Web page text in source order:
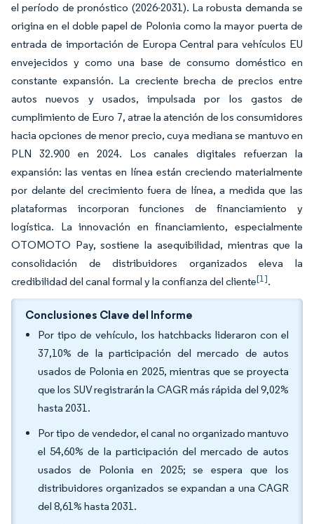
el período de pronóstico (2026-2031). La robusta demanda se
origina en el doble papel de Polonia como la mayor puerta de
entrada de importación de Europa Central para vehículos EU
envejecidos y como una base de consumo doméstico en
constante expansión. La creciente brecha de precios entre
autos nuevos y usados, impulsada por los gastos de
cumplimiento de Euro 7, atrae la atención de los consumidores
hacia opciones de menor precio, cuya mediana se mantuvo en
PLN 32.900 en 2024. Los canales digitales refuerzan la
expansión: las ventas en línea están creciendo materialmente
por delante del crecimiento fuera de línea, a medida que las
plataformas incorporan funciones de financiamiento y
logística. La innovación en financiamiento, especialmente
OTOMOTO Pay, sostiene la asequibilidad, mientras que la
consolidación de distribuidores organizados eleva la
credibilidad del canal formal y la confianza del cliente[1].
Conclusiones Clave del Informe
Por tipo de vehículo, los hatchbacks lideraron con el
37,10% de la participación del mercado de autos
usados de Polonia en 2025, mientras que se proyecta
que los SUV registrarán la CAGR más rápida del 9,02%
hasta 2031.
Por tipo de vendedor, el canal no organizado mantuvo
el 54,60% de la participación del mercado de autos
usados de Polonia en 2025; se espera que los
distribuidores organizados se expandan a una CAGR
del 8,61% hasta 2031.